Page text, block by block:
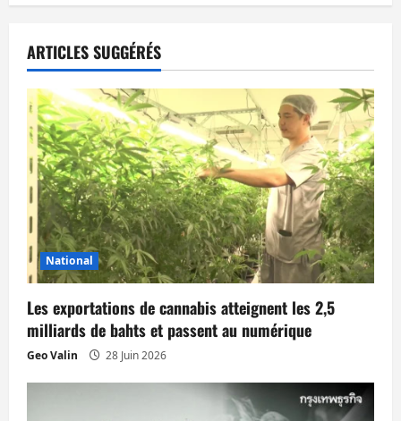
a
t
i
o
n
d
’
a
r
t
ARTICLES SUGGÉRÉS
National
Les exportations de cannabis atteignent les 2,5
milliards de bahts et passent au numérique
Geo Valin 28 Juin 2026